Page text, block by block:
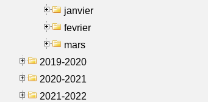
janvier
fevrier
mars
2019-2020
2020-2021
2021-2022